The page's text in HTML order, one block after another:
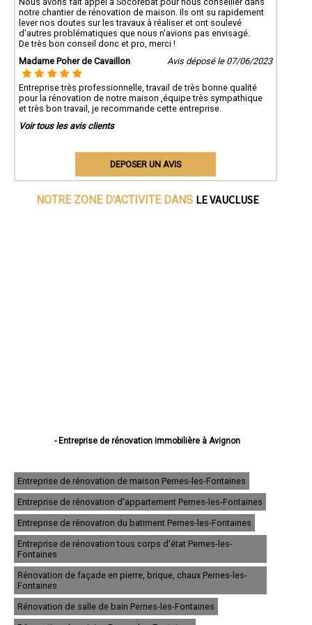
notre chantier de rénovation de maison. Ils ont su rapidement
lever nos doutes sur les travaux à réaliser et ont soulevé
d'autres problématiques que nous n'avions pas envisagé.
De très bon conseil donc et pro, merci !
Madame Poher de Cavaillon
Avis déposé le 07/06/2023
Entreprise très professionnelle, travail de très bonne qualité
pour la rénovation de notre maison ,équipe très sympathique
et très bon travail, je recommande cette entreprise.
Voir tous les avis clients
DEPOSER UN AVIS
NOTRE ZONE D'ACTIVITE DANS LE VAUCLUSE
- Entreprise de rénovation immobilière à Avignon
- Entreprise de rénovation immobilière à Cavaillon
- Entreprise de rénovation immobilière à L'Isle-sur-la-Sorgue
- Entreprise de rénovation immobilière à Pertuis
- Entreprise de rénovation immobilière à Sorgues
- Entreprise de rénovation immobilière à Le Pontet
- Entreprise de rénovation immobilière à Bollène
- Entreprise de rénovation immobilière à Monteux
- Entreprise de rénovation immobilière à Pernes-les-Fontaines
- Entreprise de rénovation immobilière à Vedène
- Entreprise de rénovation immobilière à Valréas
- Entreprise de rénovation immobilière à Le Thor
Entreprise de rénovation de maison Pernes-les-Fontaines
Entreprise de rénovation d'appartement Pernes-les-Fontaines
Entreprise de rénovation du batiment Pernes-les-Fontaines
Entreprise de rénovation tous corps d'état Pernes-les-
Fontaines
Rénovation de façade en pierre, brique, chaux Pernes-les-
Fontaines
Rénovation de salle de bain Pernes-les-Fontaines